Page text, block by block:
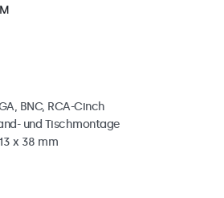
BNC, RCA-Cinch
und Tischmontage
x 38 mm